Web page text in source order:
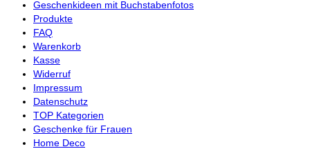
Geschenkideen mit Buchstabenfotos
Produkte
FAQ
Warenkorb
Kasse
Widerruf
Impressum
Datenschutz
TOP Kategorien
Geschenke für Frauen
Home Deco